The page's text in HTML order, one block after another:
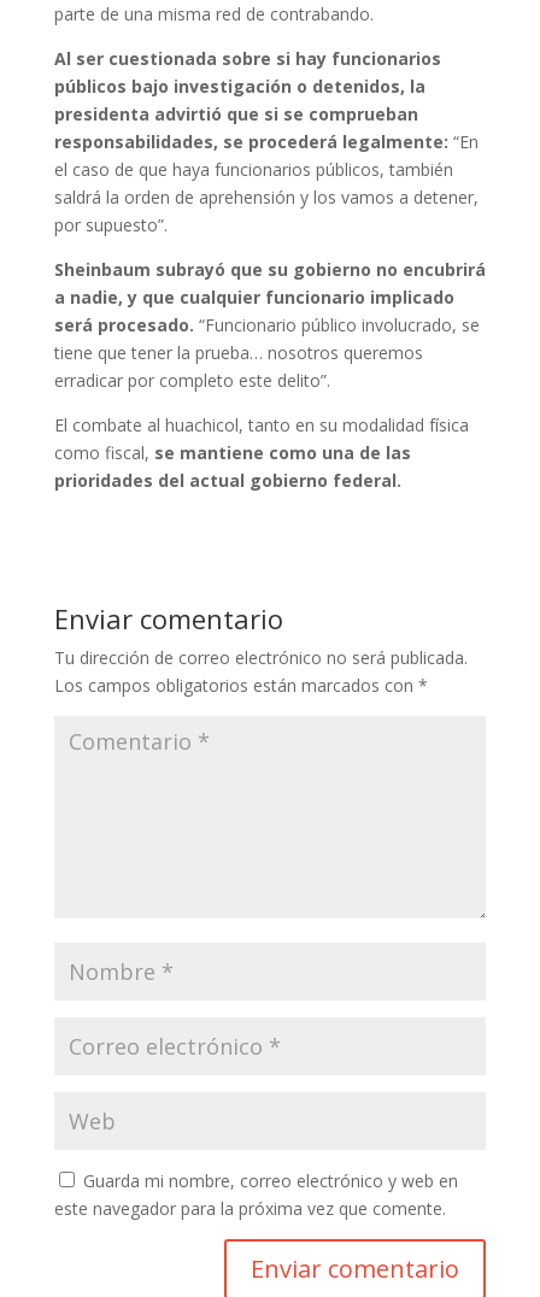
parte de una misma red de contrabando.
Al ser cuestionada sobre si hay funcionarios
públicos bajo investigación o detenidos, la
presidenta advirtió que si se comprueban
responsabilidades, se procederá legalmente: “En
el caso de que haya funcionarios públicos, también
saldrá la orden de aprehensión y los vamos a detener,
por supuesto”.
Sheinbaum subrayó que su gobierno no encubrirá
a nadie, y que cualquier funcionario implicado
será procesado. “Funcionario público involucrado, se
tiene que tener la prueba… nosotros queremos
erradicar por completo este delito”.
El combate al huachicol, tanto en su modalidad física
como fiscal, se mantiene como una de las
prioridades del actual gobierno federal.
Enviar comentario
Tu dirección de correo electrónico no será publicada.
Los campos obligatorios están marcados con *
Guarda mi nombre, correo electrónico y web en
este navegador para la próxima vez que comente.